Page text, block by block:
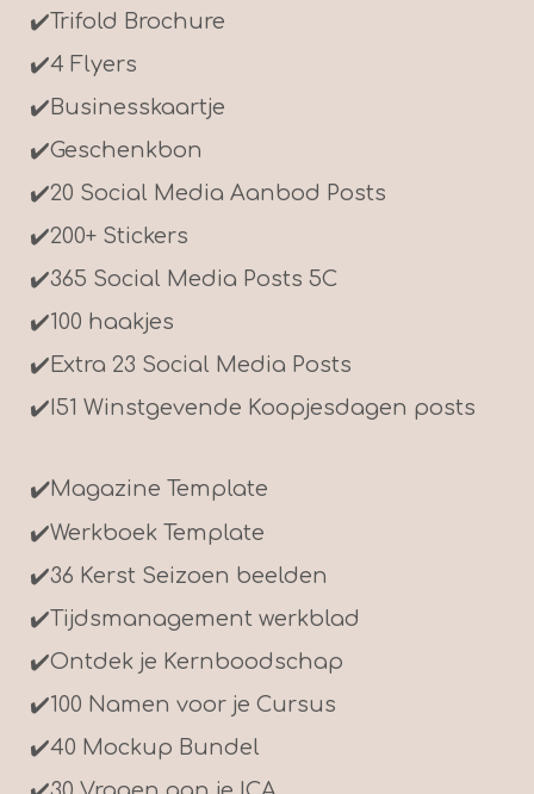
✔️Trifold Brochure
✔️4 Flyers
✔️Businesskaartje
✔️Geschenkbon
✔️20 Social Media Aanbod Posts
✔️200+ Stickers
✔️365 Social Media Posts 5C
✔️100 haakjes
✔️ Extra 23 Social Media Posts
✔️I51 Winstgevende Koopjesdagen posts
✔️Magazine Template
✔️Werkboek Template
✔️36 Kerst Seizoen beelden
✔️Tijdsmanagement werkblad
✔️Ontdek je Kernboodschap
✔️100 Namen voor je Cursus
✔️40 Mockup Bundel